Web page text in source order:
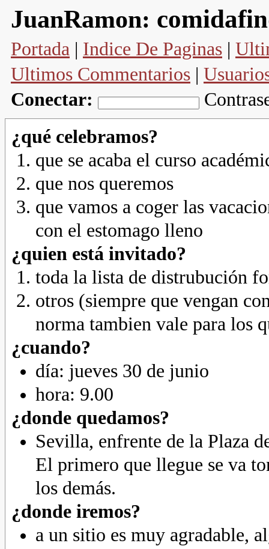
JuanRamon:
Portada | Indice De Paginas |
Ultimos Commentarios |
Conectar:
¿qué celebramos?
que se acaba el curso
que nos queremos
que vamos a coger las
con el estomago lleno
¿quien está invitado?
toda la lista de distrubución
otros (siempre que vengan
norma tambien vale para los
¿cuando?
día: jueves 30 de junio
hora: 9.00
¿donde quedamos?
Sevilla, enfrente de la Plaza
El primero que llegue se va
los demás.
¿donde iremos?
a un sitio es muy agradable,